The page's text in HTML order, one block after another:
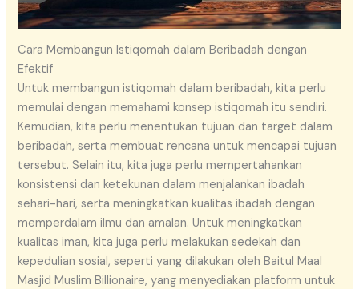
Cara Membangun Istiqomah dalam Beribadah dengan
Efektif
Untuk membangun istiqomah dalam beribadah, kita perlu
memulai dengan memahami konsep istiqomah itu sendiri.
Kemudian, kita perlu menentukan tujuan dan target dalam
beribadah, serta membuat rencana untuk mencapai tujuan
tersebut. Selain itu, kita juga perlu mempertahankan
konsistensi dan ketekunan dalam menjalankan ibadah
sehari-hari, serta meningkatkan kualitas ibadah dengan
memperdalam ilmu dan amalan. Untuk meningkatkan
kualitas iman, kita juga perlu melakukan sedekah dan
kepedulian sosial, seperti yang dilakukan oleh Baitul Maal
Masjid Muslim Billionaire, yang menyediakan platform untuk